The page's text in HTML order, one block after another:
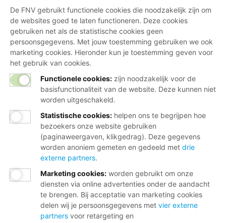
De FNV gebruikt functionele cookies die noodzakelijk zijn om
de websites goed te laten functioneren. Deze cookies
gebruiken net als de statistische cookies geen
persoonsgegevens. Met jouw toestemming gebruiken we ook
marketing cookies. Hieronder kun je toestemming geven voor
het gebruik van cookies.
Functionele cookies: zijn noodzakelijk voor de
basisfunctionaliteit van de website. Deze kunnen niet
worden uitgeschakeld.
Statistische cookies: helpen ons te begrijpen hoe
bezoekers onze website gebruiken
(paginaweergaven, klikgedrag). Deze gegevens
worden anoniem gemeten en gedeeld met drie
externe partners.
Marketing cookies: worden gebruikt om onze
diensten via online advertenties onder de aandacht
te brengen. Bij acceptatie van marketing cookies
delen wij je persoonsgegevens met vier externe
partners voor retargeting en